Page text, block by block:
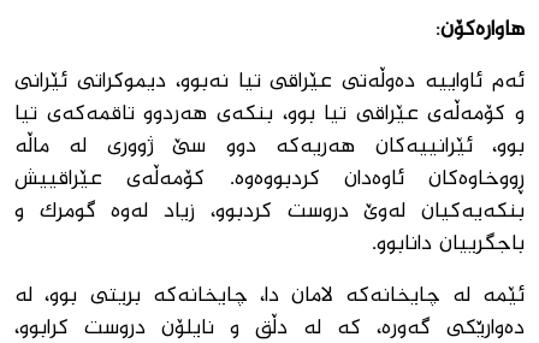
هاوارەکۆن:
ئه‌م ئاواییه‌ ده‌وڵه‌تى عێراقى تیا نه‌بوو، دیموکراتى ئێرانى
و کۆمه‌ڵه‌ى عێراقى تیا بوو، بنکه‌ى هه‌ردوو تاقمه‌که‌ى تیا
بوو، ئێرانییه‌کان هه‌ریه‌که‌ دوو سێ ژوورى له‌ ماڵه‌
ڕووخاوه‌کان ئاوه‌دان کردبووه‌وه‌. کۆمه‌ڵه‌ى عێراقییش
بنکه‌یه‌کیان له‌وێ دروست کردبوو، زیاد له‌وه‌ گومرک و
باجگرییان دانابوو.
ئێمه‌ له‌ چایخانه‌که‌ لامان دا، چایخانه‌که‌ بریتى بوو، له‌
ده‌وارێکى گه‌وره‌، که‌ له ‌د‌ڵق و نایلۆن دروست کرابوو،